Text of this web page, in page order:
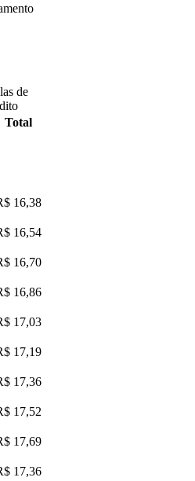
de
Total
16,38
16,54
16,70
16,86
17,03
17,19
17,36
17,52
17,69
17,36